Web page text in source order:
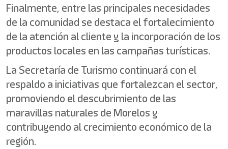
Finalmente, entre las principales necesidades
de la comunidad se destaca el fortalecimiento
de la atención al cliente y la incorporación de los
productos locales en las campañas turísticas.
La Secretaría de Turismo continuará con el
respaldo a iniciativas que fortalezcan el sector,
promoviendo el descubrimiento de las
maravillas naturales de Morelos y
contribuyendo al crecimiento económico de la
región.